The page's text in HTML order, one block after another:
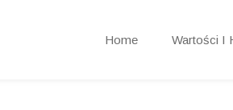
Home Wartości I